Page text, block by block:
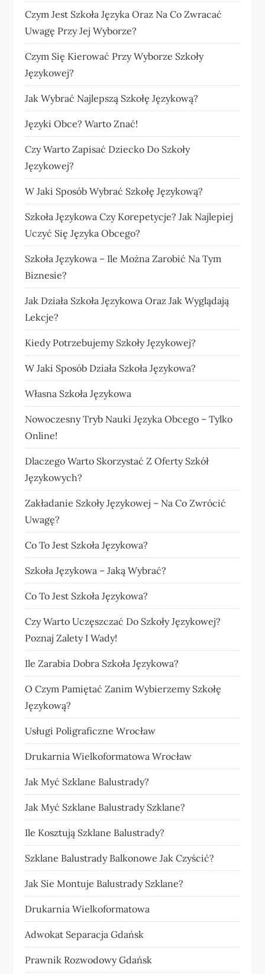
Czym Jest Szkoła Języka Oraz Na Co Zwracać
Uwagę Przy Jej Wyborze?
Czym Się Kierować Przy Wyborze Szkoły
Językowej?
Jak Wybrać Najlepszą Szkołę Językową?
Języki Obce? Warto Znać!
Czy Warto Zapisać Dziecko Do Szkoły
Językowej?
W Jaki Sposób Wybrać Szkołę Językową?
Szkoła Językowa Czy Korepetycje? Jak Najlepiej
Uczyć Się Języka Obcego?
Szkoła Językowa – Ile Można Zarobić Na Tym
Biznesie?
Jak Działa Szkoła Językowa Oraz Jak Wyglądają
Lekcje?
Kiedy Potrzebujemy Szkoły Językowej?
W Jaki Sposób Działa Szkoła Językowa?
Własna Szkoła Językowa
Nowoczesny Tryb Nauki Języka Obcego – Tylko
Online!
Dlaczego Warto Skorzystać Z Oferty Szkół
Językowych?
Zakładanie Szkoły Językowej – Na Co Zwrócić
Uwagę?
Co To Jest Szkoła Językowa?
Szkoła Językowa – Jaką Wybrać?
Co To Jest Szkoła Językowa?
Czy Warto Uczęszczać Do Szkoły Językowej?
Poznaj Zalety I Wady!
Ile Zarabia Dobra Szkoła Językowa?
O Czym Pamiętać Zanim Wybierzemy Szkołę
Językową?
Usługi Poligraficzne Wrocław
Drukarnia Wielkoformatowa Wrocław
Jak Myć Szklane Balustrady?
Jak Myć Szklane Balustrady Szklane?
Ile Kosztują Szklane Balustrady?
Szklane Balustrady Balkonowe Jak Czyścić?
Jak Sie Montuje Balustrady Szklane?
Drukarnia Wielkoformatowa
Adwokat Separacja Gdańsk
Prawnik Rozwodowy Gdańsk